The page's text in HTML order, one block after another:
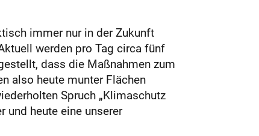
immer nur in der Zukunft
werden pro Tag circa fünf
dass die Maßnahmen zum
also heute munter Flächen
Spruch „Klimaschutz
und heute eine unserer